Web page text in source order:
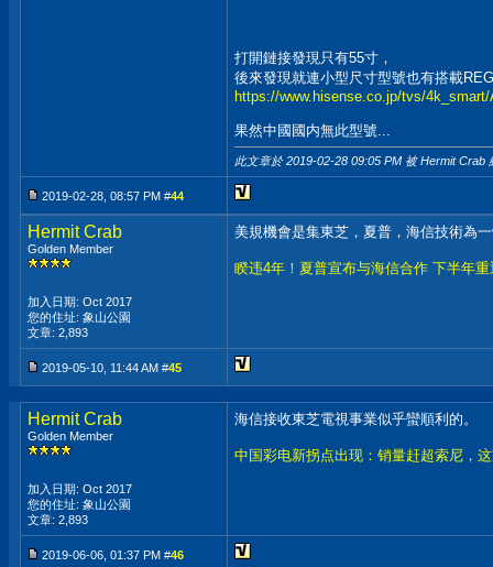
打開鏈接發現只有55寸，
後來發現就連小型尺寸型號也有搭載
https://www.hisense.co.jp/tvs/4k_smart/
果然中國國内無此型號...
此文章於 2019-02-28 09:05 PM 被 Hermit Crab
2019-02-28, 08:57 PM #44
Hermit Crab
Golden Member
加入日期: Oct 2017
您的住址: 象山公園
文章: 2,893
美規機會是集東芝，夏普，海信技術為
睽违4年！夏普宣布与海信合作 下半年
2019-05-10, 11:44 AM #45
Hermit Crab
Golden Member
加入日期: Oct 2017
您的住址: 象山公園
文章: 2,893
海信接收東芝電視事業似乎蠻順利的。
中国彩电新拐点出现：销量赶超索尼，
2019-06-06, 01:37 PM #46